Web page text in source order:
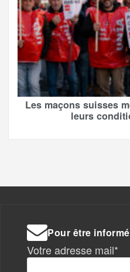
Les maçons suisses
leurs
Pour être
Votre adresse mail*